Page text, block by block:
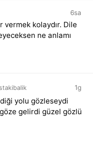
6sa
vermek kolaydır. Dile
ne anlamı
1g
yolu gözleseydi
gelirdi güzel gözlü